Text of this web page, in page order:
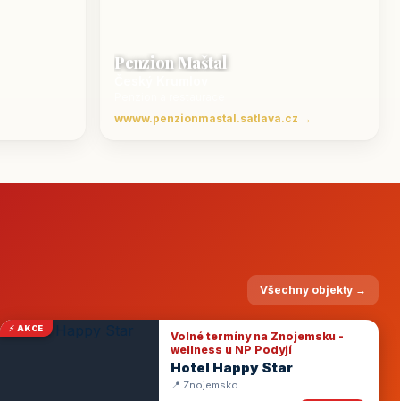
Penzion Maštal
wwww.penzionmastal.satlava.cz →
Všechny objekty →
⚡ AKCE
Volné termíny na Znojemsku -
wellness u NP Podyjí
Hotel Happy Star
📍 Znojemsko